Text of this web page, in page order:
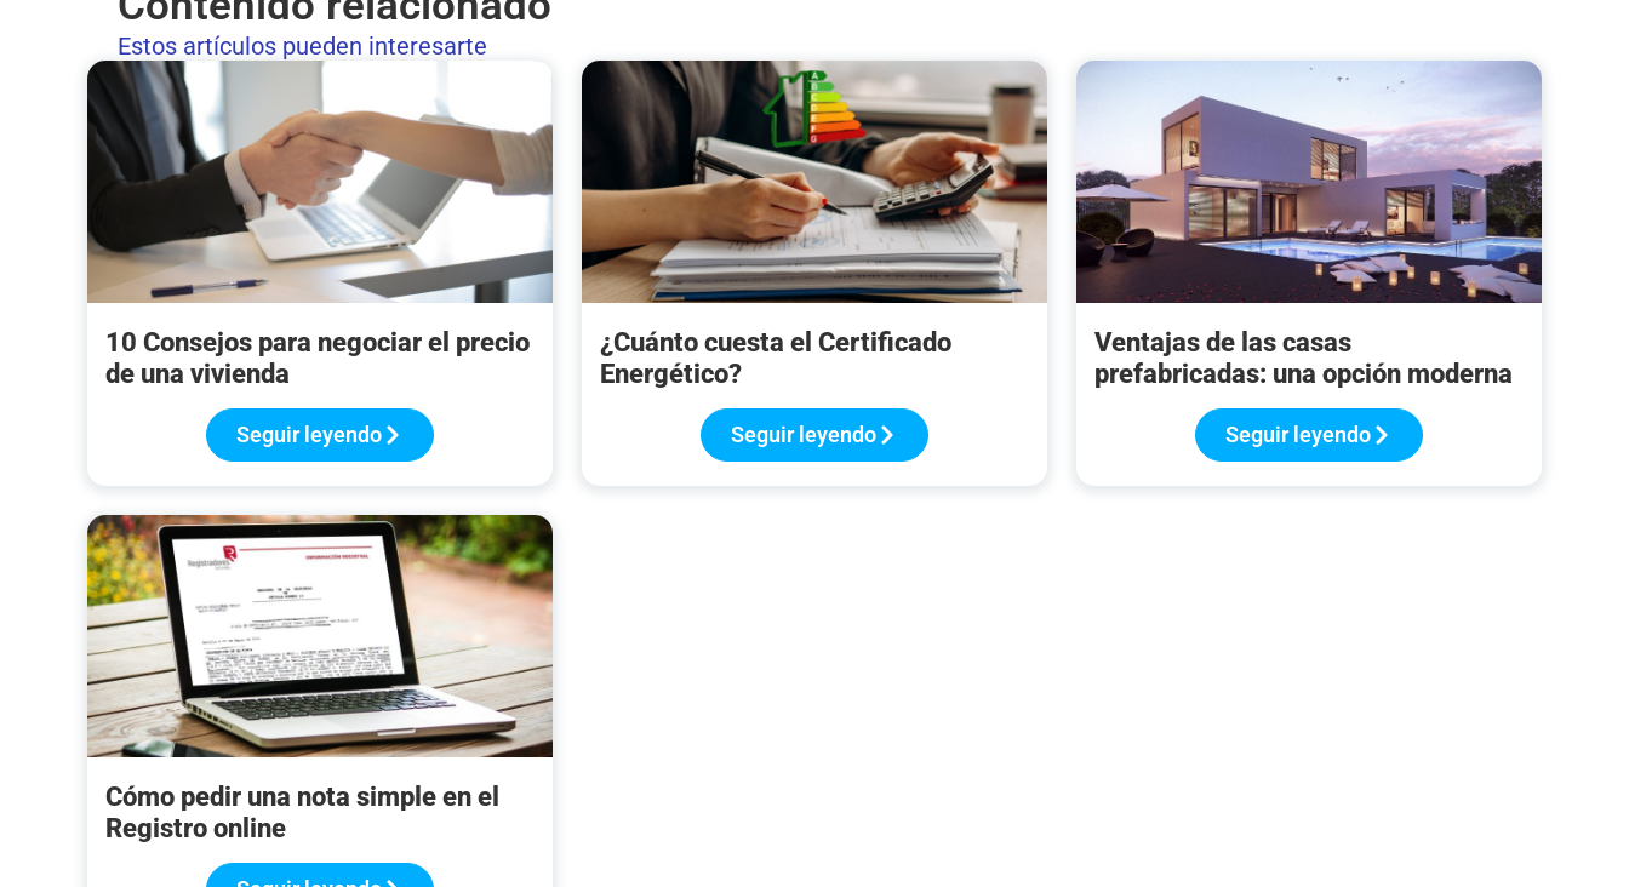
Estos artículos pueden interesarte
10 Consejos para negociar el precio
de una vivienda
Seguir leyendo
¿Cuánto cuesta el Certificado
Energético?
Seguir leyendo
Ventajas de las casas
prefabricadas: una opción moderna
Seguir leyendo
Cómo pedir una nota simple en el
Registro online